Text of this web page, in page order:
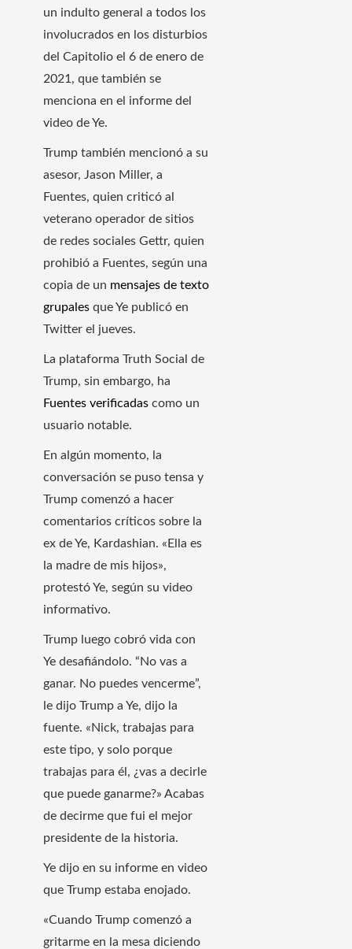
un indulto general a todos los
involucrados en los disturbios
del Capitolio el 6 de enero de
2021, que también se
menciona en el informe del
video de Ye.
Trump también mencionó a su
asesor, Jason Miller, a
Fuentes, quien criticó al
veterano operador de sitios
de redes sociales Gettr, quien
prohibió a Fuentes, según una
copia de un mensajes de texto
grupales que Ye publicó en
Twitter el jueves.
La plataforma Truth Social de
Trump, sin embargo, ha
Fuentes verificadas como un
usuario notable.
En algún momento, la
conversación se puso tensa y
Trump comenzó a hacer
comentarios críticos sobre la
ex de Ye, Kardashian. «Ella es
la madre de mis hijos»,
protestó Ye, según su video
informativo.
Trump luego cobró vida con
Ye desafiándolo. “No vas a
ganar. No puedes vencerme”,
le dijo Trump a Ye, dijo la
fuente. «Nick, trabajas para
este tipo, y solo porque
trabajas para él, ¿vas a decirle
que puede ganarme?» Acabas
de decirme que fui el mejor
presidente de la historia.
Ye dijo en su informe en video
que Trump estaba enojado.
«Cuando Trump comenzó a
gritarme en la mesa diciendo